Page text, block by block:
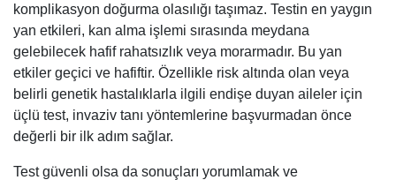
komplikasyon doğurma olasılığı taşımaz. Testin en yaygın
yan etkileri, kan alma işlemi sırasında meydana
gelebilecek hafif rahatsızlık veya morarmadır. Bu yan
etkiler geçici ve hafiftir. Özellikle risk altında olan veya
belirli genetik hastalıklarla ilgili endişe duyan aileler için
üçlü test, invaziv tanı yöntemlerine başvurmadan önce
değerli bir ilk adım sağlar.
Test güvenli olsa da sonuçları yorumlamak ve